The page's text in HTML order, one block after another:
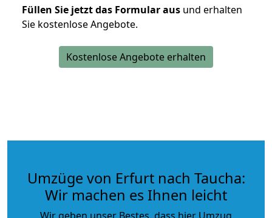
Füllen Sie jetzt das Formular aus und erhalten
Sie kostenlose Angebote.
Kostenlose Angebote erhalten
Umzüge von Erfurt nach Taucha:
Wir machen es Ihnen leicht
Wir geben unser Bestes, dass hier Umzug